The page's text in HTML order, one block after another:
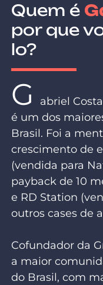
Quem é
por que
lo?
G
abriel
é um dos
Brasil. Foi a
crescimento de
(vendida para
payback de 10
e RD Station
outros cases de
Cofundador da
a maior
do Brasil, com